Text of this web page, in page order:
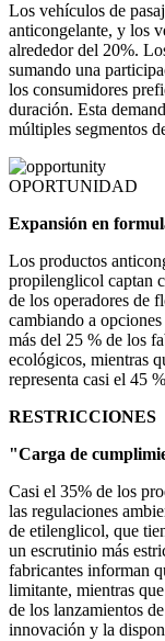
Los vehículos de
anticongelante, y los
alrededor del 20%.
sumando una
los consumidores
duración. Esta
múltiples segmentos
OPORTUNIDAD
Expansión en
Los productos
propilenglicol captan
de los operadores de
cambiando a
más del 25 % de los
ecológicos, mientras
representa casi el 45
RESTRICCIONES
"Carga de
Casi el 35% de los
las regulaciones
de etilenglicol, que
un escrutinio más
fabricantes informan
limitante, mientras
de los lanzamientos
innovación y la